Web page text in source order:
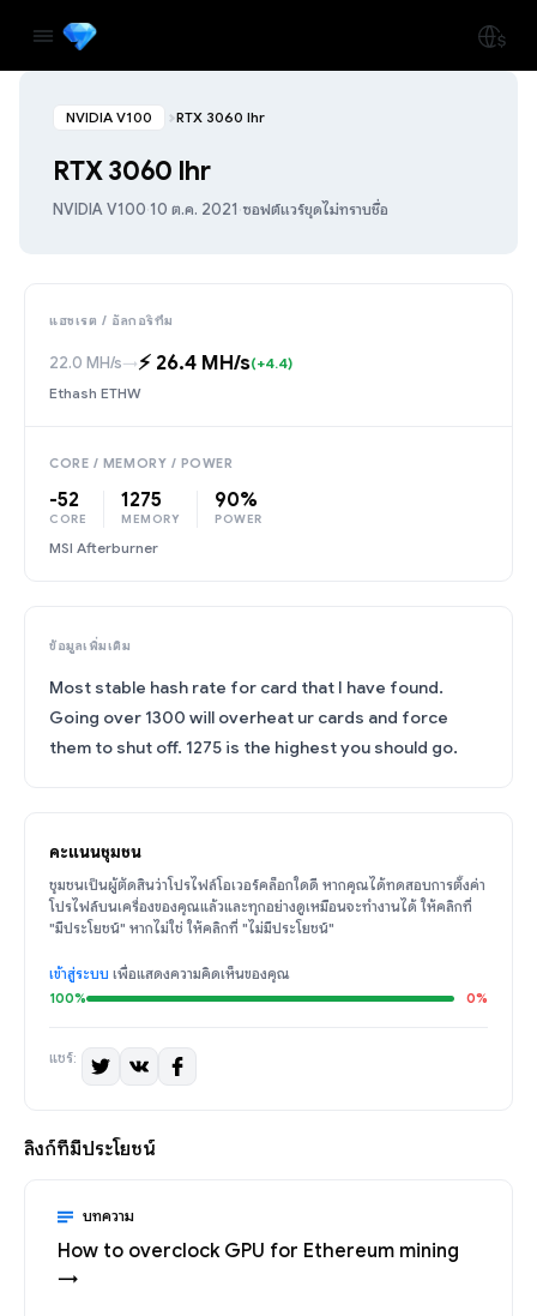
NVIDIA V100 RTX 3060 lhr
RTX 3060 lhr
NVIDIA V100·10 ต.ค. 2021·ซอฟต์แวร์ขุดไม่ทราบชื่อ
แฮชเรต / อัลกอริทึม
22.0 MH/s→⚡️ 26.4 MH/s(+4.4)
Ethash ETHW
CORE / MEMORY / POWER
-52
CORE
1275
MEMORY
90%
POWER
MSI Afterburner
ข้อมูลเพิ่มเติม
Most stable hash rate for card that I have found.
Going over 1300 will overheat ur cards and force
them to shut off. 1275 is the highest you should go.
คะแนนชุมชน
ชุมชนเป็นผู้ตัดสินว่าโปรไฟล์โอเวอร์คล็อกใดดี หากคุณได้ทดสอบการตั้งค่า
โปรไฟล์บนเครื่องของคุณแล้วและทุกอย่างดูเหมือนจะทำงานได้ ให้คลิกที่
"มีประโยชน์" หากไม่ใช่ ให้คลิกที่ "ไม่มีประโยชน์"
เข้าสู่ระบบ เพื่อแสดงความคิดเห็นของคุณ
100% 0%
แชร์:
ลิงก์ที่มีประโยชน์
บทความ
How to overclock GPU for Ethereum mining
→